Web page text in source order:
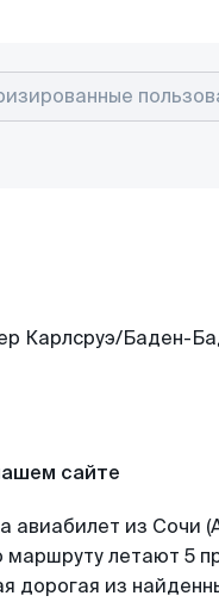
сайте
авиабилет из Сочи
летают 5
дорогая из